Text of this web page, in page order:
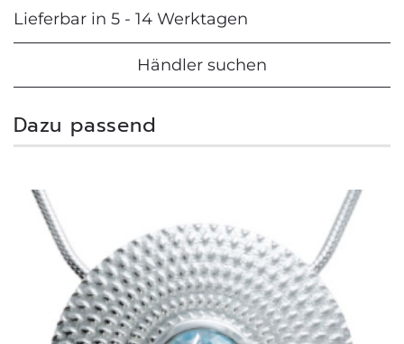
Lieferbar in 5 - 14 Werktagen
Händler suchen
Dazu passend